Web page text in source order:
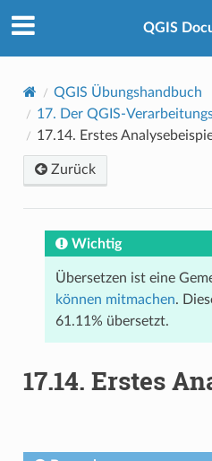
QGIS
QGIS Übungshandbuch
17. Der QGIS-
17.14. Erstes
Zurück
Wichtig
Übersetzen ist eine
können mitmachen.
61.11% übersetzt.
17.14. Erstes